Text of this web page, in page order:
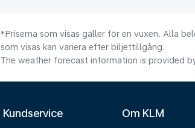
*Priserna som visas gäller för en vuxen. Alla
som visas kan variera efter biljettillgång.
The weather forecast information is provided
Kundservice Om KLM